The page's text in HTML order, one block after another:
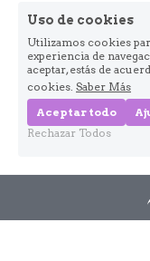
Uso de cookies
Utilizamos cookies
experiencia de
aceptar, estás de
cookies. Saber Más
Aceptar todo
Rechazar Todos